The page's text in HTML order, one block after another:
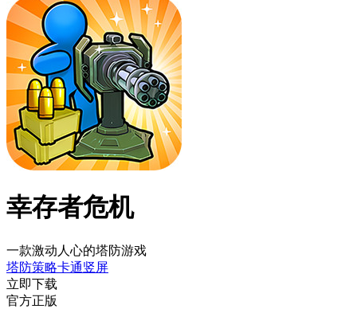
幸存者危机
一款激动人心的塔防游戏
塔防策略卡通竖屏
立即下载
官方正版